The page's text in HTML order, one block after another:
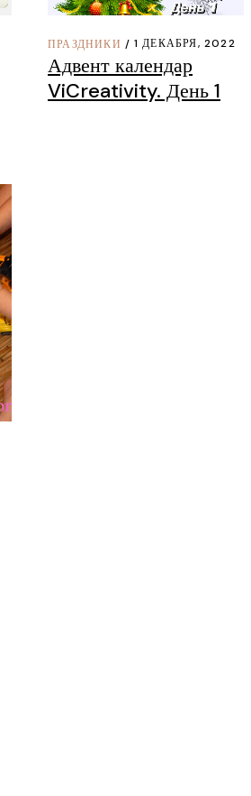
Словения
США
Швейцария
ПРАЗДНИКИ 1 ДЕКАБРЯ, 2022
Адвент календар
ViCreativity. День 1